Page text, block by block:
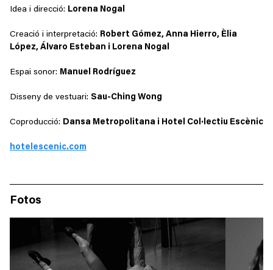
Idea i direcció: Lorena Nogal
Creació i interpretació: Robert Gómez, Anna Hierro, Èlia
López, Álvaro Esteban i Lorena Nogal
Espai sonor: Manuel Rodríguez
Disseny de vestuari: Sau-Ching Wong
Coproducció: Dansa Metropolitana i Hotel Col·lectiu Escènic
hotelescenic.com
Fotos